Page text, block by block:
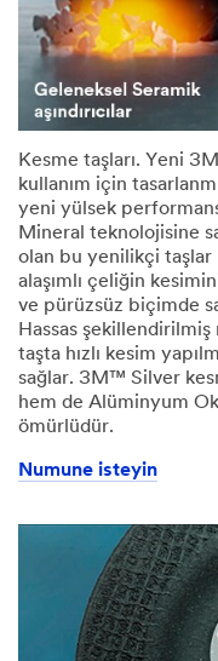
Kesme taşları. Yeni
kullanım için
yeni yülsek
Mineral teknolojisine
olan bu yenilikçi taşlar
alaşımlı çeliğin kesimini
ve pürüzsüz biçimde
Hassas
taşta hızlı kesim
sağlar. 3M™ Silver
hem de Alüminyum
ömürlüdür.
Numune isteyin